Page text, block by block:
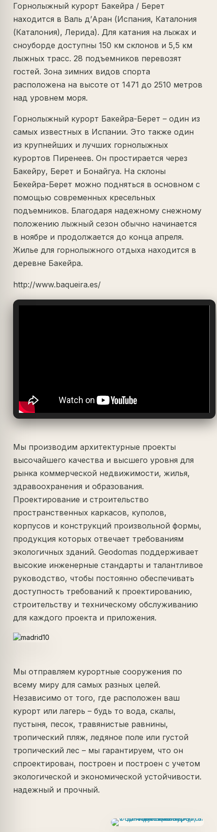
Горнолыжный курорт Бакейра / Берет
находится в Валь д’Аран (Испания, Каталония
(Каталония), Лерида). Для катания на лыжах и
сноуборде доступны 150 км склонов и 5,5 км
лыжных трасс. 28 подъемников перевозят
гостей. Зона зимних видов спорта
расположена на высоте от 1471 до 2510 метров
над уровнем моря.
Горнолыжный курорт Бакейра-Берет – один из
самых известных в Испании. Это также один
из крупнейших и лучших горнолыжных
курортов Пиренеев. Он простирается через
Бакейру, Берет и Бонайгуа. На склоны
Бекейра-Берет можно подняться в основном с
помощью современных кресельных
подъемников. Благодаря надежному снежному
положению лыжный сезон обычно начинается
в ноябре и продолжается до конца апреля.
Жилье для горнолыжного отдыха находится в
деревне Бакейра.
http://www.baqueira.es/
Мы производим архитектурные проекты
высочайшего качества и высшего уровня для
рынка коммерческой недвижимости, жилья,
здравоохранения и образования.
Проектирование и строительство
пространственных каркасов, куполов,
корпусов и конструкций произвольной формы,
продукция которых отвечает требованиям
экологичных зданий. Geodomas поддерживает
высокие инженерные стандарты и талантливое
руководство, чтобы постоянно обеспечивать
доступность требований к проектированию,
строительству и техническому обслуживанию
для каждого проекта и приложения.
Мы отправляем курортные сооружения по
всему миру для самых разных целей.
Независимо от того, где расположен ваш
курорт или лагерь – будь то вода, скалы,
пустыня, песок, травянистые равнины,
тропический пляж, ледяное поле или густой
тропический лес – мы гарантируем, что он
спроектирован, построен и построен с учетом
экологической и экономической устойчивости.
надежный и прочный.